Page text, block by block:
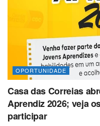
OPORTUNIDADE
Casa das Correias
Aprendiz 2026; veja
participar